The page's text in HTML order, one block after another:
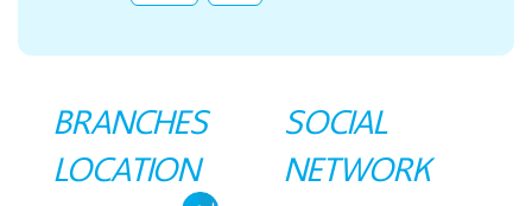
BRANCHES
LOCATION
SOCIAL
NETWORK